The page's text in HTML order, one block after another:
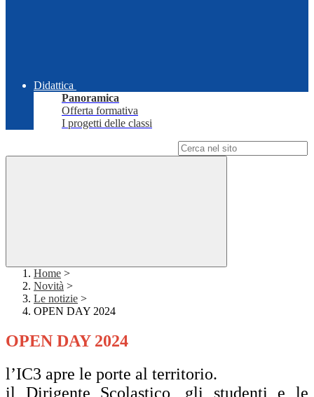
Didattica
Panoramica
Offerta formativa
I progetti delle classi
Home >
Novità >
Le notizie >
OPEN DAY 2024
OPEN DAY 2024
l’IC3 apre le porte al territorio.
il Dirigente Scolastico, gli studenti e le